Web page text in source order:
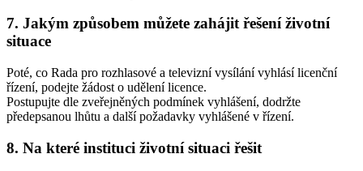
7. Jakým způsobem můžete zahájit řešení životní
situace
Poté, co Rada pro rozhlasové a televizní vysílání vyhlásí licenční
řízení, podejte žádost o udělení licence.
Postupujte dle zveřejněných podmínek vyhlášení, dodržte
předepsanou lhůtu a další požadavky vyhlášené v řízení.
8. Na které instituci životní situaci řešit